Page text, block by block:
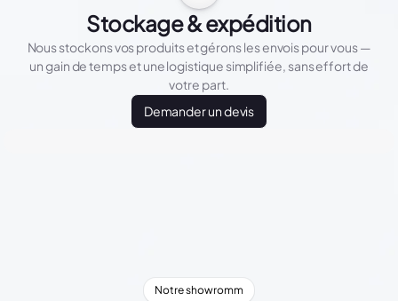
Stockage & expédition
Nous stockons vos produits et gérons les envois pour vous —
un gain de temps et une logistique simplifiée, sans effort de
votre part.
Demander un devis
Notre showromm